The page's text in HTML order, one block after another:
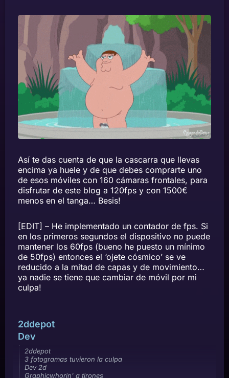
Así te das cuenta de que la cascarra que llevas
encima ya huele y de que debes comprarte uno
de esos móviles con 160 cámaras frontales, para
disfrutar de este blog a 120fps y con 1500€
menos en el tanga… Besis!
[EDIT] – He implementado un contador de fps. Si
en los primeros segundos el dispositivo no puede
mantener los 60fps (bueno he puesto un mínimo
de 50fps) entonces el ‘ojete cósmico’ se ve
reducido a la mitad de capas y de movimiento…
ya nadie se tiene que cambiar de móvil por mi
culpa!
2ddepot
Dev
2ddepot
3 fotogramas tuvieron la culpa
Dev 2d
Graphicwhorin' a tirones